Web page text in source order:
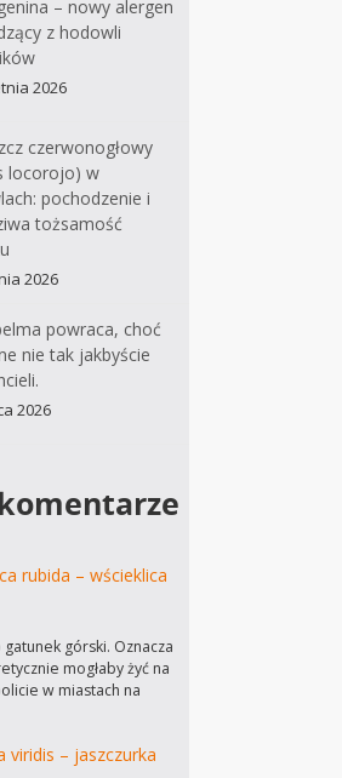
– nowy alergen
z hodowli
2026
czerwonogłowy
locorojo) w
pochodzenie i
tożsamość
2026
powraca, choć
nie tak jakbyście
2026
rubida – wścieklica
górski. Oznacza
mogłaby żyć na
w miastach na
viridis – jaszczurka